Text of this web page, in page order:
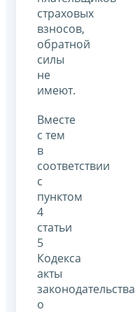
страховых
взносов,
обратной
силы
не
имеют.
Вместе
с тем
в
соответствии
с
пунктом
4
статьи
5
Кодекса
акты
законодательства
о